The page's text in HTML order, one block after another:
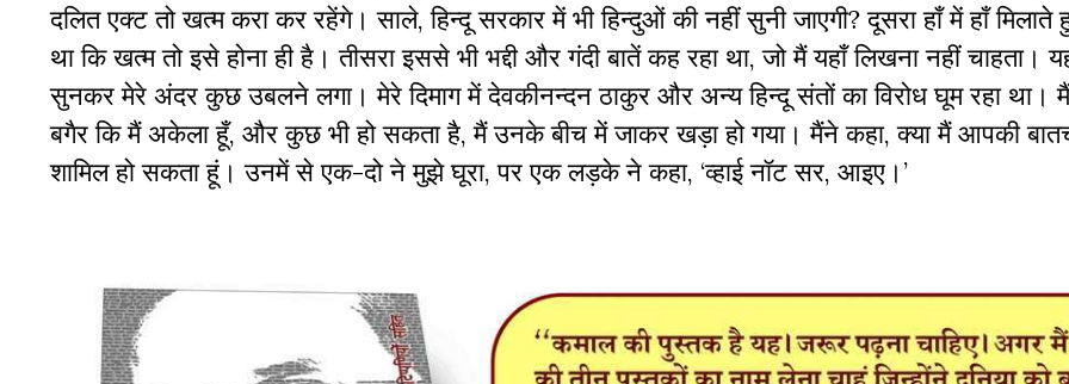
दलित एक्ट तो खत्म करा कर रहेंगे। साले, हिन्दू सरकार में भी हिन्दुओं की नहीं सुनी जाएगी?दूसरा हाँ में हाँ मिलाते
था कि खत्म तो इसे होना ही है। तीसरा इससे भी भद्दी और गंदी बातें कह रहा था, जो मैं यहाँ लिखना नहीं चाहता।
सुनकर मेरे अंदर कुछ उबलने लगा। मेरे दिमाग में देवकीनन्दन ठाकुर और अन्य हिन्दू संतों का विरोध घूम रहा था।
बगैर कि मैं अकेला हूँ, और कुछ भी हो सकता है, मैं उनके बीच में जाकर खड़ा हो गया। मैंने कहा, क्या मैं आपकी
शामिल हो सकता हूं। उनमें से एक-दो ने मुझे घूरा, पर एक लड़के ने कहा, ‘व्हाई नॉट सर, आइए। ’